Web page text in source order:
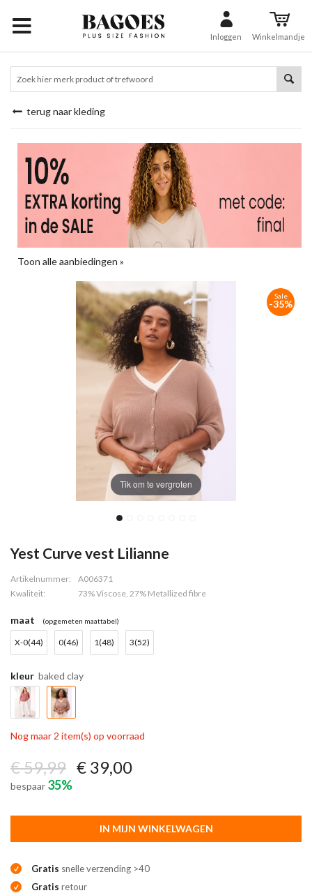
Inloggen Winkelmandje
terug naar kleding
Toon alle aanbiedingen »
Tik om te vergroten
Sale
-35%
Yest Curve vest Lilianne
Artikelnummer:
A006371
Kwaliteit:
73% Viscose, 27% Metallized fibre
maat (opgemeten maattabel)
X-0(44) 0(46) 1(48) 3(52)
kleur baked clay
Nog maar 2 item(s) op voorraad
€ 59,99 € 39,00
bespaar 35%
IN MIJN WINKELWAGEN
Gratis snelle verzending >40
Gratis retour